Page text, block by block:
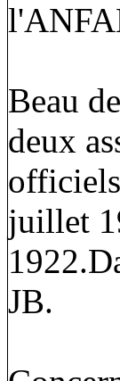
Beau
deux
juillet
JB.